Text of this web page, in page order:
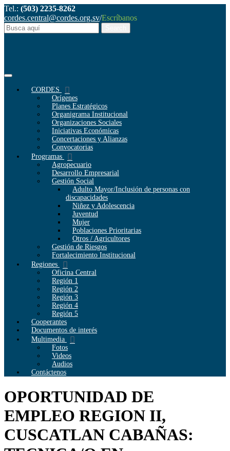
Tel.: (503) 2235-8262
cordes.central@cordes.org.sv/Escríbanos
CORDES
Orígenes
Planes Estratégicos
Organigrama Institucional
Organizaciones Sociales
Iniciativas Económicas
Concertaciones y Alianzas
Convocatorias
Programas
Agropecuario
Desarrollo Empresarial
Gestión Social
Adulto Mayor/Inclusión de personas con
discapacidades
Niñez y Adolescencia
Juventud
Mujer
Poblaciones Prioritarias
Otros / Agricultores
Gestión de Riesgos
Fortalecimiento Institucional
Regiones
Oficina Central
Región 1
Región 2
Región 3
Región 4
Región 5
Cooperantes
Documentos de interés
Multimedia
Fotos
Videos
Audios
Contáctenos
OPORTUNIDAD DE
EMPLEO REGION II,
CUSCATLAN CABAÑAS: